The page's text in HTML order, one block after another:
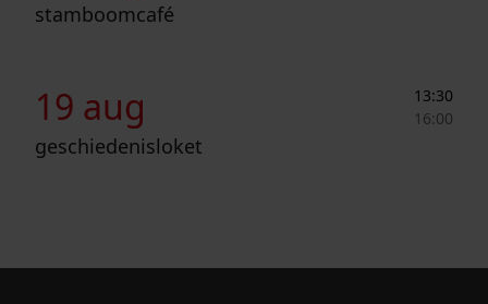
stamboomcafé
19 aug
13:30
16:00
geschiedenisloket